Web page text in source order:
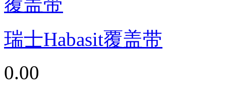
瑞士Habasit覆盖带
0.00